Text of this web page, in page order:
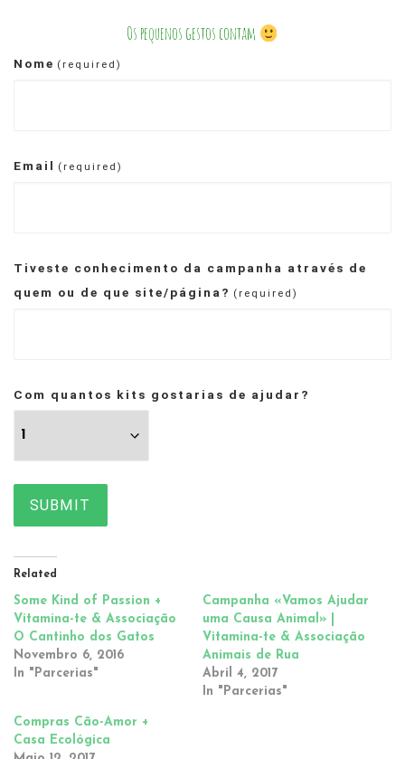
Os pequenos gestos contam
Nome (required)
Email (required)
Tiveste conhecimento da campanha através de
quem ou de que site/página? (required)
Com quantos kits gostarias de ajudar?
SUBMIT
Related
Some Kind of Passion +
Vitamina-te & Associação
O Cantinho dos Gatos
Novembro 6, 2016
In "Parcerias"
Campanha «Vamos Ajudar
uma Causa Animal» |
Vitamina-te & Associação
Animais de Rua
Abril 4, 2017
In "Parcerias"
Compras Cão-Amor +
Casa Ecológica